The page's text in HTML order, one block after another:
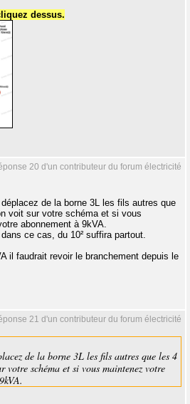
dessus.
20 d'un contributeur du forum électricité
de la borne 3L les fils autres que
voit sur votre schéma et si vous
abonnement à 9kVA.
ce cas, du 10² suffira partout.
il faudrait revoir le branchement depuis le
21 d'un contributeur du forum électricité
de la borne 3L les fils autres que les 4
votre schéma et si vous maintenez votre